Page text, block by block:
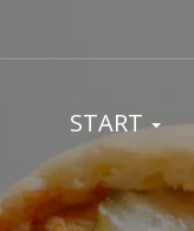
START